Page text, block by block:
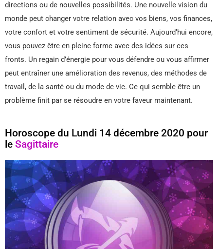
directions ou de nouvelles possibilités. Une nouvelle vision du
monde peut changer votre relation avec vos biens, vos finances,
votre confort et votre sentiment de sécurité. Aujourd’hui encore,
vous pouvez être en pleine forme avec des idées sur ces
fronts. Un regain d’énergie pour vous défendre ou vous affirmer
peut entraîner une amélioration des revenus, des méthodes de
travail, de la santé ou du mode de vie. Ce qui semble être un
problème finit par se résoudre en votre faveur maintenant.
Horoscope du Lundi 14 décembre 2020 pour
le Sagittaire